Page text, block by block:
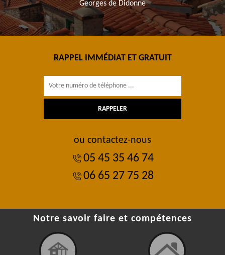
Georges de Didonne
RAPPEL IMMÉDIAT ET GRATUIT
ou contactez-nous
05 45 35 46 74
06 65 27 75 28
Notre savoir faire et compétences